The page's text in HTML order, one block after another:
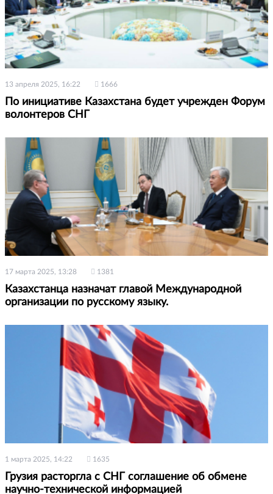
13 апреля 2025, 16:22 1666
По инициативе Казахстана будет учрежден Форум
волонтеров СНГ
17 марта 2025, 13:28 1381
Казахстанца назначат главой Международной
организации по русскому языку.
1 марта 2025, 14:22 1635
Грузия расторгла с СНГ соглашение об обмене
научно-технической информацией